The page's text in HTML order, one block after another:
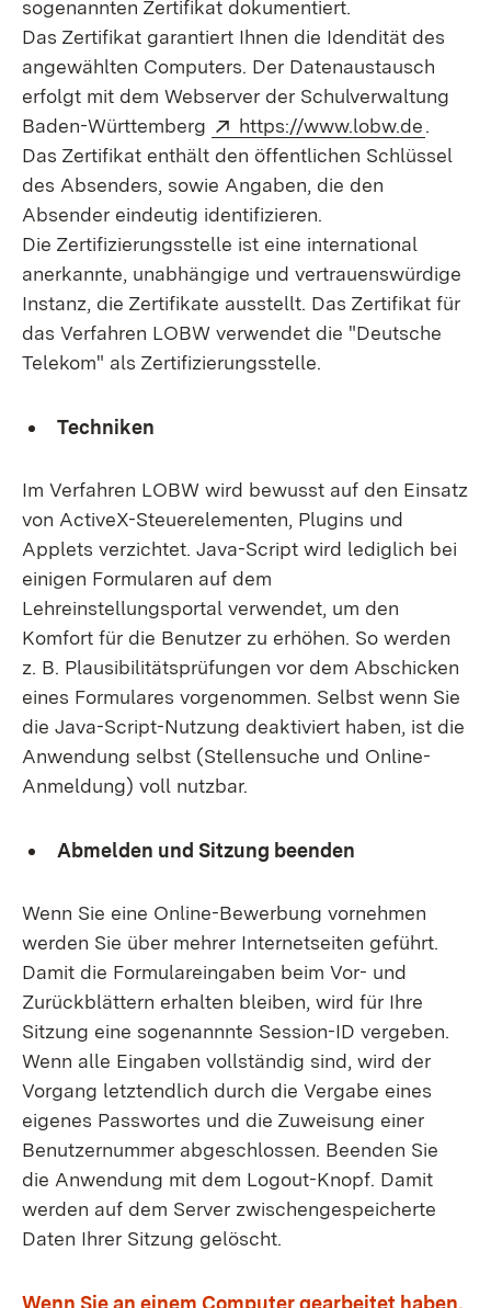
sogenannten Zertifikat dokumentiert.
Das Zertifikat garantiert Ihnen die Idendität des
angewählten Computers. Der Datenaustausch
erfolgt mit dem Webserver der Schulverwaltung
Baden-Württemberg
Extern:
https://www.lobw.de.
Das Zertifikat enthält den öffentlichen Schlüssel
des Absenders, sowie Angaben, die den
Absender eindeutig identifizieren.
Die Zertifizierungsstelle ist eine international
anerkannte, unabhängige und vertrauenswürdige
Instanz, die Zertifikate ausstellt. Das Zertifikat für
das Verfahren LOBW verwendet die "Deutsche
Telekom" als Zertifizierungsstelle.
Techniken
Im Verfahren LOBW wird bewusst auf den Einsatz
von ActiveX-Steuerelementen, Plugins und
Applets verzichtet. Java-Script wird lediglich bei
einigen Formularen auf dem
Lehreinstellungsportal verwendet, um den
Komfort für die Benutzer zu erhöhen. So werden
z. B. Plausibilitätsprüfungen vor dem Abschicken
eines Formulares vorgenommen. Selbst wenn Sie
die Java-Script-Nutzung deaktiviert haben, ist die
Anwendung selbst (Stellensuche und Online-
Anmeldung) voll nutzbar.
Abmelden und Sitzung beenden
Wenn Sie eine Online-Bewerbung vornehmen
werden Sie über mehrer Internetseiten geführt.
Damit die Formulareingaben beim Vor- und
Zurückblättern erhalten bleiben, wird für Ihre
Sitzung eine sogenannnte Session-ID vergeben.
Wenn alle Eingaben vollständig sind, wird der
Vorgang letztendlich durch die Vergabe eines
eigenes Passwortes und die Zuweisung einer
Benutzernummer abgeschlossen. Beenden Sie
die Anwendung mit dem Logout-Knopf. Damit
werden auf dem Server zwischengespeicherte
Daten Ihrer Sitzung gelöscht.
Wenn Sie an einem Computer gearbeitet haben,